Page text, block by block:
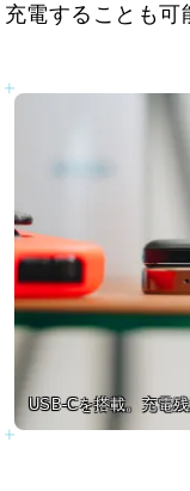
充電することも可
USB-Cを搭載。充電